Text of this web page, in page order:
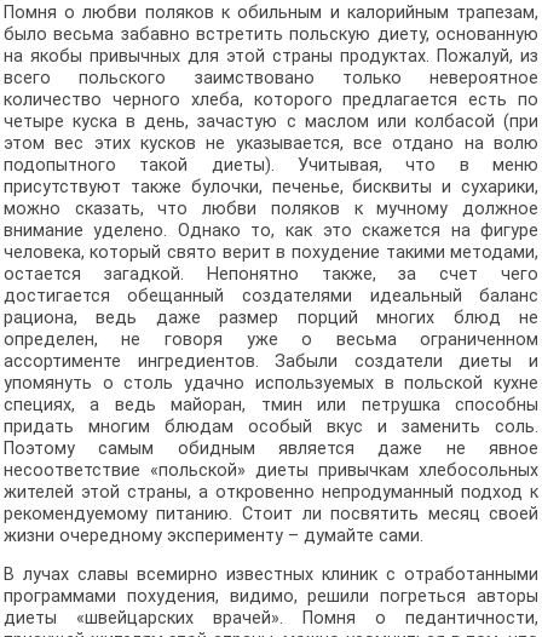
Помня о любви поляков к обильным и калорийным трапезам,
было весьма забавно встретить польскую диету, основанную
на якобы привычных для этой страны продуктах. Пожалуй, из
всего польского заимствовано только невероятное
количество черного хлеба, которого предлагается есть по
четыре куска в день, зачастую с маслом или колбасой (при
этом вес этих кусков не указывается, все отдано на волю
подопытного такой диеты). Учитывая, что в меню
присутствуют также булочки, печенье, бисквиты и сухарики,
можно сказать, что любви поляков к мучному должное
внимание уделено. Однако то, как это скажется на фигуре
человека, который свято верит в похудение такими методами,
остается загадкой. Непонятно также, за счет чего
достигается обещанный создателями идеальный баланс
рациона, ведь даже размер порций многих блюд не
определен, не говоря уже о весьма ограниченном
ассортименте ингредиентов. Забыли создатели диеты и
упомянуть о столь удачно используемых в польской кухне
специях, а ведь майоран, тмин или петрушка способны
придать многим блюдам особый вкус и заменить соль.
Поэтому самым обидным является даже не явное
несоответствие «польской» диеты привычкам хлебосольных
жителей этой страны, а откровенно непродуманный подход к
рекомендуемому питанию. Стоит ли посвятить месяц своей
жизни очередному эксперименту – думайте сами.
В лучах славы всемирно известных клиник с отработанными
программами похудения, видимо, решили погреться авторы
диеты «швейцарских врачей». Помня о педантичности,